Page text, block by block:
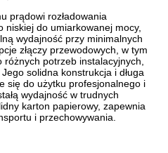
prądowi rozładowania
do umiarkowanej mocy,
wydajność przy minimalnych
złączy przewodowych, w tym
potrzeb instalacyjnych,
solidna konstrukcja i długa
się do użytku profesjonalnego i
wydajność w trudnych
karton papierowy, zapewnia
i przechowywania.